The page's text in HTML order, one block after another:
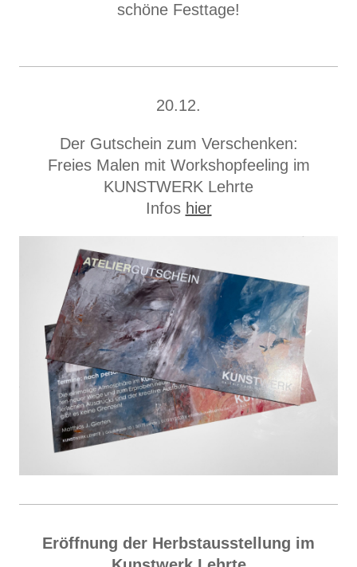
schöne Festtage!
20.12.
Der Gutschein zum Verschenken:
Freies Malen mit Workshopfeeling im
KUNSTWERK Lehrte
Infos hier
Eröffnung der Herbstausstellung im